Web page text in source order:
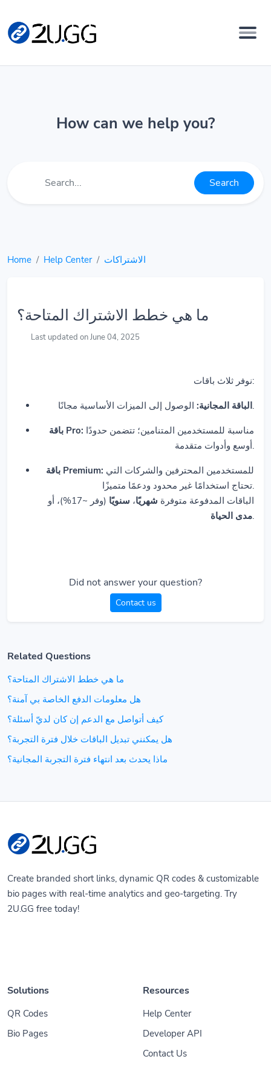
How can we help you?
Search
Home Help Center الاشتراكات
ما هي خطط الاشتراك المتاحة؟
Last updated on June 04, 2025
نوفر ثلاث باقات:
الباقة المجانية:الوصول إلى الميزات الأساسية مجانًا.
باقة Pro:
أوسع وأدوات متقدمة.
باقة Premium:
تحتاج استخدامًا غير محدود ودعمًا متميزًا.
الباقات المدفوعة متوفرة شهريًا، سنويًا (وفر ~17%)، أو
مدى الحياة.
Did not answer your question?
Contact us
Related Questions
ما هي خطط الاشتراك المتاحة؟
هل معلومات الدفع الخاصة بي آمنة؟
كيف أتواصل مع الدعم إن كان لديّ أسئلة؟
هل يمكنني تبديل الباقات خلال فترة التجربة؟
ماذا يحدث بعد انتهاء فترة التجربة المجانية؟
Create branded short links, dynamic QR codes & customizable
bio pages with real-time analytics and geo-targeting. Try
2U.GG free today!
Solutions
QR Codes
Bio Pages
Resources
Help Center
Developer API
Contact Us